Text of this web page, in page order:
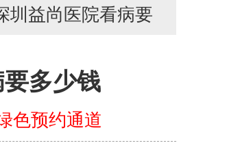
圳益尚医院看病要
多少钱
色预约通道